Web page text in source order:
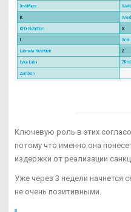
Ключевую роль в этих
потому что именно она
издержки от реализации
Уже через 3 недели начнется
не очень позитивными.